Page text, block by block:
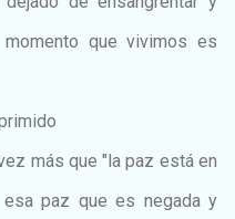
que vivimos es
más que "la paz está en
paz que es negada y